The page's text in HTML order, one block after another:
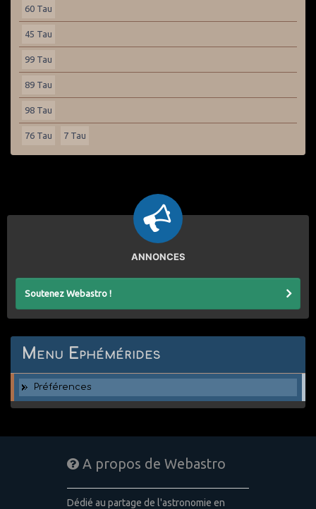
60 Tau
45 Tau
99 Tau
89 Tau
98 Tau
76 Tau 7 Tau
ANNONCES
Soutenez Webastro !
Menu Ephémérides
Préférences
A propos de Webastro
Dédié au partage de l'astronomie en